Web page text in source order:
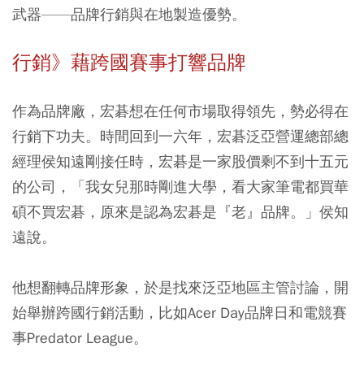
武器——品牌行銷與在地製造優勢。
行銷》藉跨國賽事打響品牌
作為品牌廠，宏碁想在任何市場取得領先，勢必得在
行銷下功夫。時間回到一六年，宏碁泛亞營運總部總
經理侯知遠剛接任時，宏碁是一家股價剩不到十五元
的公司，「我女兒那時剛進大學，看大家筆電都買華
碩不買宏碁，原來是認為宏碁是『老』品牌。」侯知
遠說。
他想翻轉品牌形象，於是找來泛亞地區主管討論，開
始舉辦跨國行銷活動，比如Acer Day品牌日和電競賽
事Predator League。